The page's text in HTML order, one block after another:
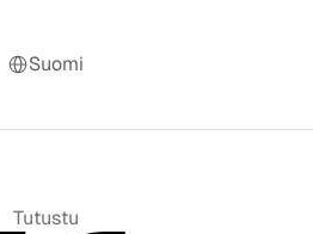
Tutustu
Suomi